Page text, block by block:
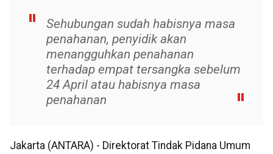
Sehubungan sudah habisnya masa
penahanan, penyidik akan
menangguhkan penahanan
terhadap empat tersangka sebelum
24 April atau habisnya masa
penahanan
Jakarta (ANTARA) - Direktorat Tindak Pidana Umum